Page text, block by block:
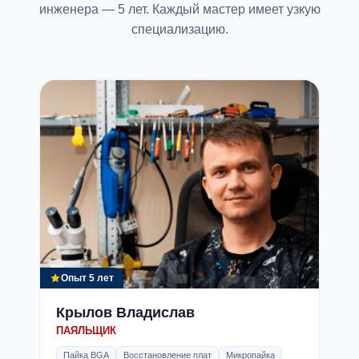
системе или же слетевшей прошивки BIOS. Также, проблема
может крыться в некорректных пользовательских настройках.
инженера — 5 лет. Каждый мастер имеет узкую
специализацию.
Опыт 5 лет
Крылов Владислав
ПАЯЛЬЩИК
Пайка BGA Восстановление плат Микропайка